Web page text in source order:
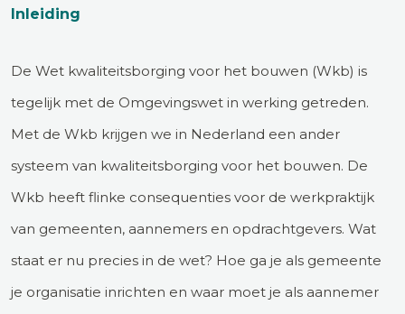
Inleiding
De Wet kwaliteitsborging voor het bouwen (Wkb) is
tegelijk met de Omgevingswet in werking getreden.
Met de Wkb krijgen we in Nederland een ander
systeem van kwaliteitsborging voor het bouwen. De
Wkb heeft flinke consequenties voor de werkpraktijk
van gemeenten, aannemers en opdrachtgevers. Wat
staat er nu precies in de wet? Hoe ga je als gemeente
je organisatie inrichten en waar moet je als aannemer